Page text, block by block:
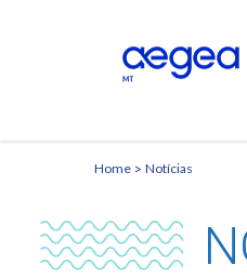
Home Notícias